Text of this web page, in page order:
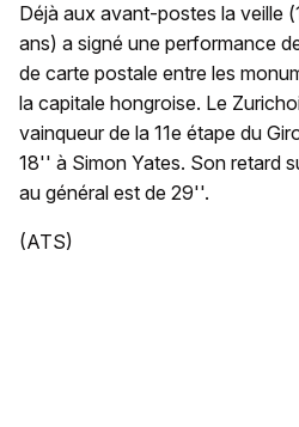
Déjà aux avant-postes la veille
ans) a signé une performance
de carte postale entre les
la capitale hongroise. Le
vainqueur de la 11e étape du
18'' à Simon Yates. Son retard
au général est de 29''.
(ATS)